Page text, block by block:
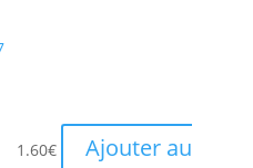
1.60€
Ajouter au